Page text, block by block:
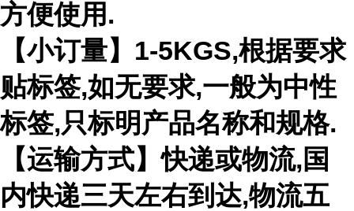
方便使用.
【小订量】1-5KGS,根据要求
贴标签,如无要求,一般为中性
标签,只标明产品名称和规格.
【运输方式】快递或物流,国
内快递三天左右到达,物流五